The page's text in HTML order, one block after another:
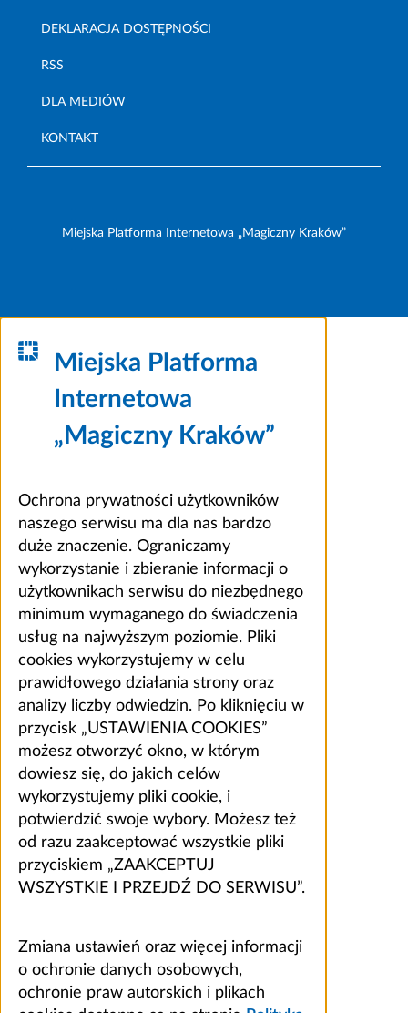
DEKLARACJA DOSTĘPNOŚCI
RSS
DLA MEDIÓW
KONTAKT
Miejska Platforma Internetowa „Magiczny Kraków”
Miejska Platforma
Internetowa
„Magiczny Kraków”
Ochrona prywatności użytkowników
naszego serwisu ma dla nas bardzo
duże znaczenie. Ograniczamy
wykorzystanie i zbieranie informacji o
użytkownikach serwisu do niezbędnego
minimum wymaganego do świadczenia
usług na najwyższym poziomie. Pliki
cookies wykorzystujemy w celu
prawidłowego działania strony oraz
analizy liczby odwiedzin. Po kliknięciu w
przycisk „USTAWIENIA COOKIES”
możesz otworzyć okno, w którym
dowiesz się, do jakich celów
wykorzystujemy pliki cookie, i
potwierdzić swoje wybory. Możesz też
od razu zaakceptować wszystkie pliki
przyciskiem „ZAAKCEPTUJ
WSZYSTKIE I PRZEJDŹ DO SERWISU”.
Zmiana ustawień oraz więcej informacji
o ochronie danych osobowych,
ochronie praw autorskich i plikach